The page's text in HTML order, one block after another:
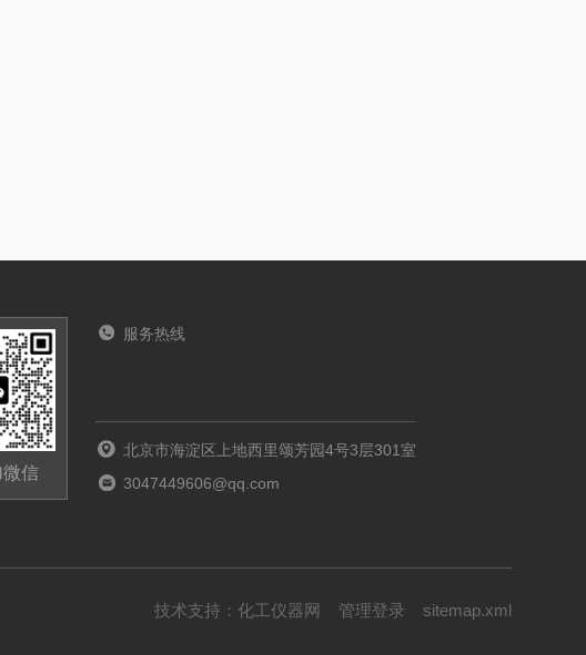
信
服务热线
北京市海淀区上地西里颂芳园4号3层301室
3047449606@qq.com
技术支持： 化工仪器网 管理登录 sitemap.xml